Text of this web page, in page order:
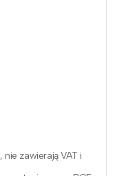
zawierają VAT i